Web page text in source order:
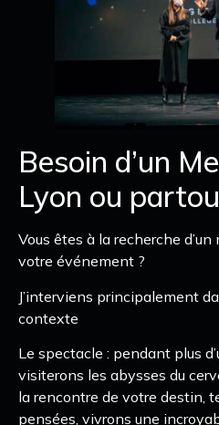
Besoin d’un
Lyon ou
Vous êtes à la recherche
votre événement ?
J’interviens principalement
contexte
Le spectacle : pendant plus
visiterons les abysses du
la rencontre de votre destin,
pensées, vivrons une